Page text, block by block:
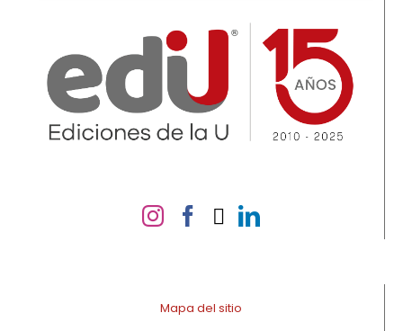
Mapa del sitio